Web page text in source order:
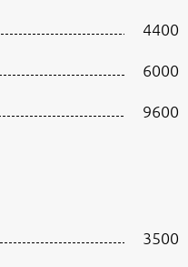
4400
6000
9600
3500